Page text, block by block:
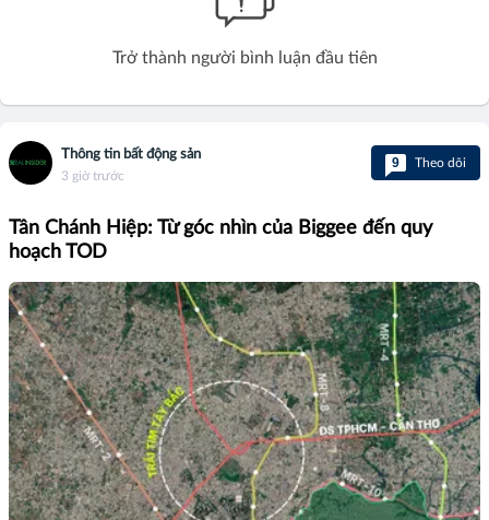
Trở thành người bình luận đầu tiên
Thông tin bất động sản
3 giờ trước
9 Theo dõi
Tân Chánh Hiệp: Từ góc nhìn của Biggee đến quy
hoạch TOD